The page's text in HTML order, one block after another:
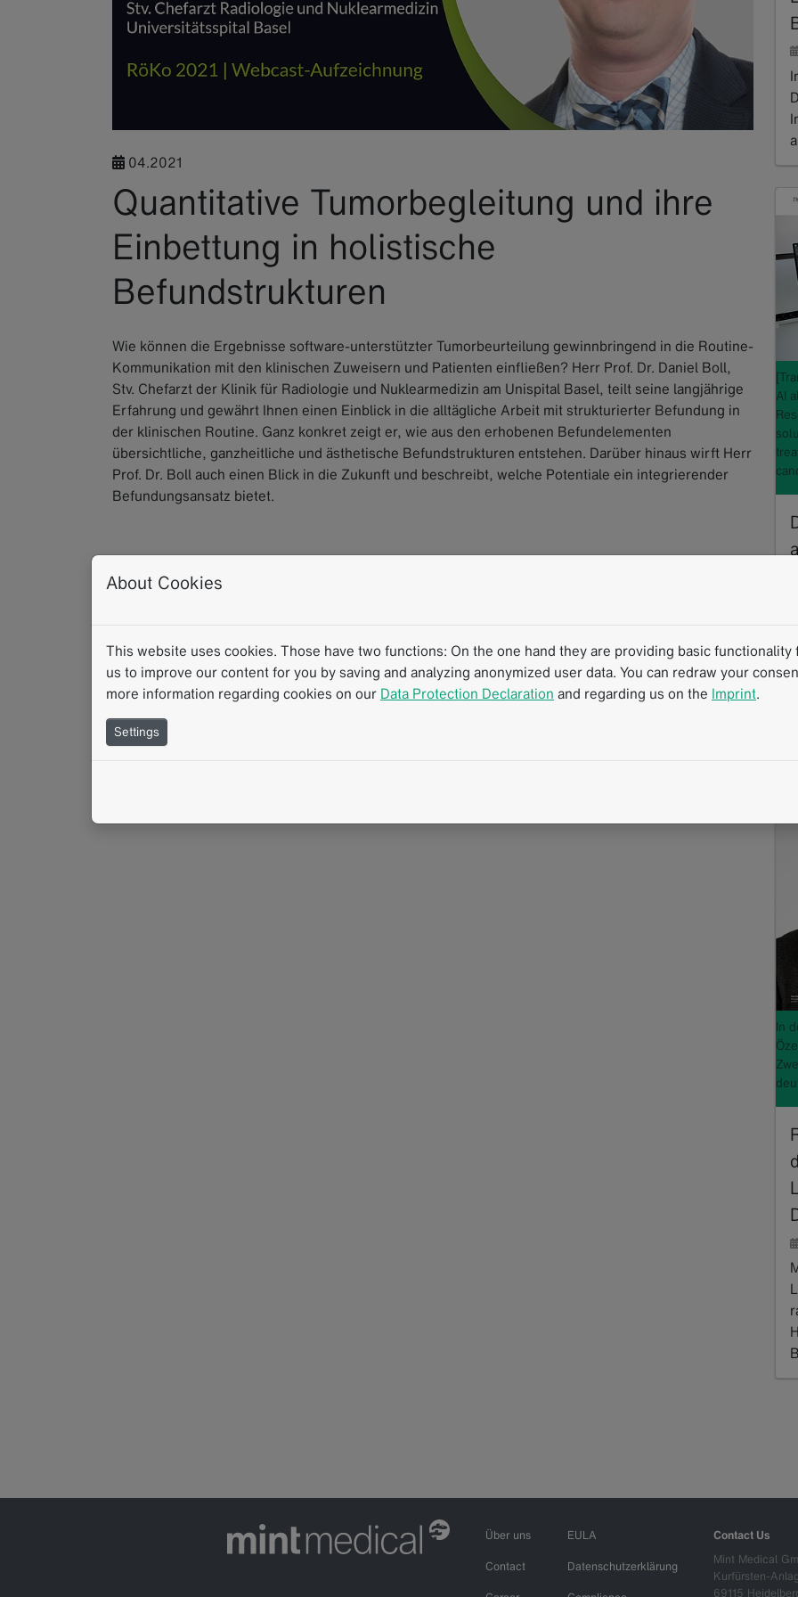
04.2021
Quantitative Tumorbegleitung und ihre
Einbettung in holistische
Befundstrukturen
Wie können die Ergebnisse software-unterstützter Tumorbeurteilung gewinnbringend in die Routine-
Kommunikation mit den klinischen Zuweisern und Patienten einfließen? Herr Prof. Dr. Daniel Boll,
Stv. Chefarzt der Klinik für Radiologie und Nuklearmedizin am Unispital Basel, teilt seine langjährige
Erfahrung und gewährt Ihnen einen Einblick in die alltägliche Arbeit mit strukturierter Befundung in
der klinischen Routine. Ganz konkret zeigt er, wie aus den erhobenen Befundelementen
übersichtliche, ganzheitliche und ästhetische Befundstrukturen entstehen. Darüber hinaus wirft Herr
Prof. Dr. Boll auch einen Blick in die Zukunft und beschreibt, welche Potentiale ein integrierender
Befundungsansatz bietet.
Webcast Klinische Routine
AI
In
Über uns
Contact
EULA
Datenschutzerklärung
Contact Us
Mint Medical
Kurfürsten-
69115
About Cookies
This website uses cookies. Those have two functions: On the one hand they are providing basic
us to improve our content for you by saving and analyzing anonymized user data. You can redraw your
more information regarding cookies on our Data Protection Declaration and regarding us on the Imprint.
Settings